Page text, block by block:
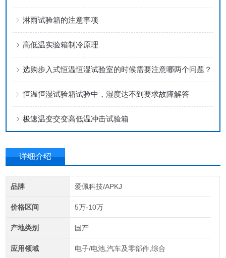
淋雨试验箱的注意事项
高低温实验箱制冷原理
选购步入式恒温恒湿试验室的时候需要注意哪两个问题？
恒温恒湿试验箱试验中，湿度达不到要求故障解答
极速温变交变高低温冲击试验箱
详细介绍
品牌 爱佩科技/APKJ
价格区间 5万-10万
产地类别 国产
应用领域 电子/电池,汽车及零部件,综合